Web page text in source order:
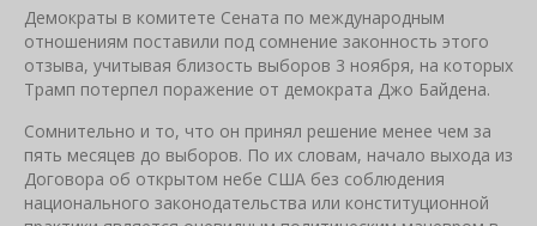
Демократы в комитете Сената по международным
отношениям поставили под сомнение законность этого
отзыва, учитывая близость выборов 3 ноября, на которых
Трамп потерпел поражение от демократа Джо Байдена.
Сомнительно и то, что он принял решение менее чем за
пять месяцев до выборов. По их словам, начало выхода из
Договора об открытом небе США без соблюдения
национального законодательства или конституционной